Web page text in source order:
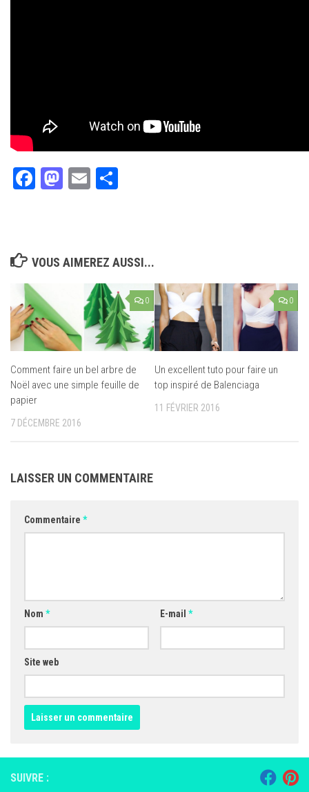
Facebook
Mastodon
Email
VOUS AIMEREZ AUSSI...
0
Comment faire un bel arbre de
Noël avec une simple feuille de
papier
7 DÉCEMBRE 2016
0
Un excellent tuto pour faire un
top inspiré de Balenciaga
11 FÉVRIER 2016
LAISSER UN COMMENTAIRE
Commentaire *
Nom * E-mail *
Site web
SUIVRE :